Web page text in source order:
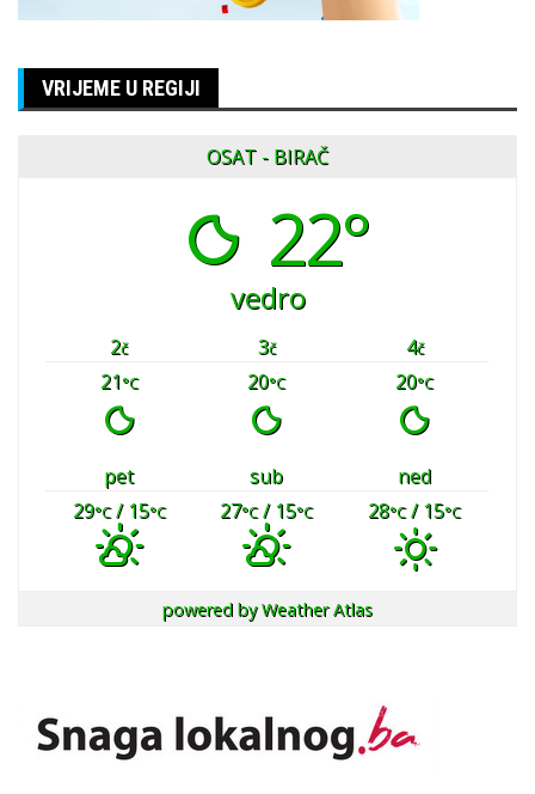
VRIJEME U REGIJI
OSAT - BIRAČ
22°
vedro
2č 3č 4č
21°C 20°C 20°C
pet sub
ned
29°C/ 15°C 27°C/ 15°C 28°C/ 15°C
powered byWeather Atlas